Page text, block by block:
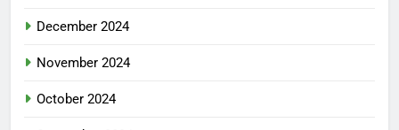
December 2024
November 2024
October 2024